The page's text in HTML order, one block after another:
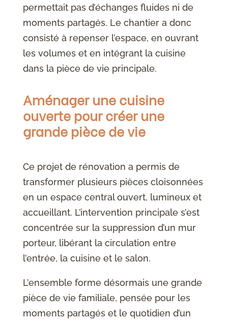
permettait pas d’échanges fluides ni de
moments partagés. Le chantier a donc
consisté à repenser l’espace, en ouvrant
les volumes et en intégrant la cuisine
dans la pièce de vie principale.
Aménager une cuisine
ouverte pour créer une
grande pièce de vie
Ce projet de rénovation a permis de
transformer plusieurs pièces cloisonnées
en un espace central ouvert, lumineux et
accueillant. L’intervention principale s’est
concentrée sur la suppression d’un mur
porteur, libérant la circulation entre
l’entrée, la cuisine et le salon.
L’ensemble forme désormais une grande
pièce de vie familiale, pensée pour les
moments partagés et le quotidien d’un